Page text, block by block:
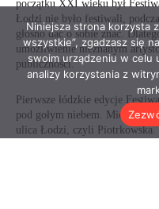
Niniejsza strona korzysta
wszystkie”, zgadzasz się
swoim urządzeniu w celu
analizy korzystania z